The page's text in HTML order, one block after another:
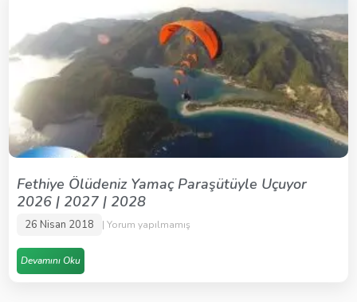
Fethiye Ölüdeniz Yamaç Paraşütüyle Uçuyor
2026 | 2027 | 2028
26 Nisan 2018 Yorum yapılmamış
Devamını Oku